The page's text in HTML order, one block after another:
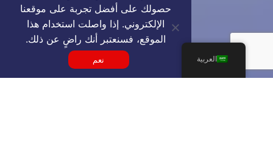
العربية
حصولك على أفضل تجربة على موقعنا
الإلكتروني. إذا واصلت استخدام هذا
الموقع، فسنعتبر أنك راضٍ عن ذلك.
نعم